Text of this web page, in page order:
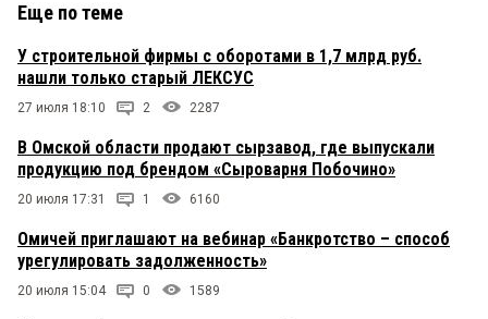
Еще по теме
У строительной фирмы с оборотами в 1,7 млрд руб.
нашли только старый ЛЕКСУС
27 июля 18:10 2 2287
В Омской области продают сырзавод, где выпускали
продукцию под брендом «Сыроварня Побочино»
20 июля 17:31 1 6160
Омичей приглашают на вебинар «Банкротство – способ
урегулировать задолженность»
20 июля 15:04 0 1589